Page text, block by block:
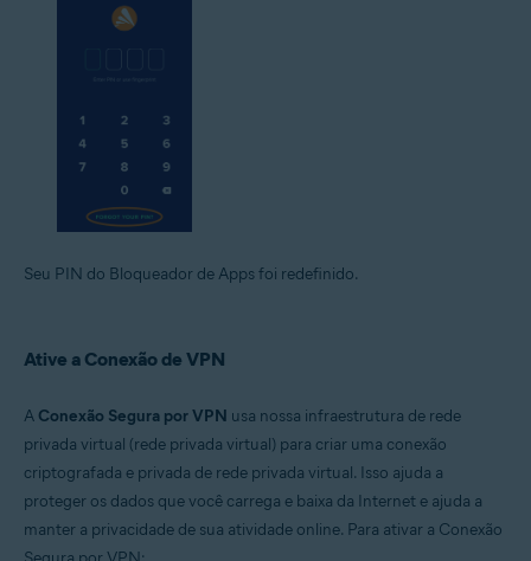
Seu PIN do Bloqueador de Apps foi redefinido.
Ative a Conexão de VPN
A Conexão Segura por VPN usa nossa infraestrutura de rede
privada virtual (rede privada virtual) para criar uma conexão
criptografada e privada de rede privada virtual. Isso ajuda a
proteger os dados que você carrega e baixa da Internet e ajuda a
manter a privacidade de sua atividade online. Para ativar a Conexão